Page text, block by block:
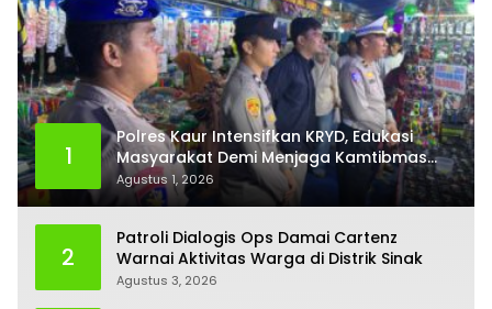
1
Polres Kaur Intensifkan KRYD, Edukasi
Masyarakat Demi Menjaga Kamtibmas
Tetap Kondusif
Agustus 1, 2026
2
Patroli Dialogis Ops Damai Cartenz
Warnai Aktivitas Warga di Distrik Sinak
Agustus 3, 2026